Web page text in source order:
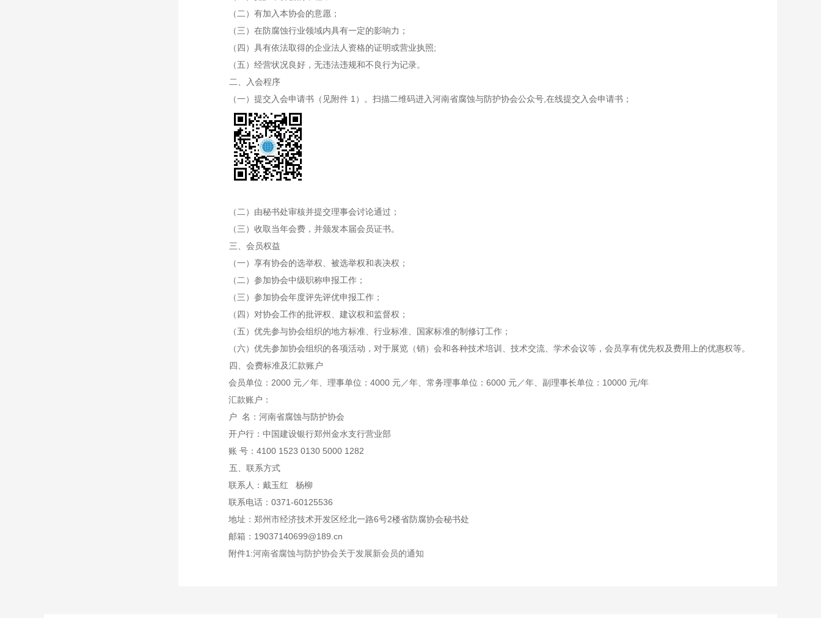
（二）有加入本协会的意愿；
（三）在防腐蚀行业领域内具有一定的影响力；
（四）具有依法取得的企业法人资格的证明或营业执照;
（五）经营状况良好，无违法违规和不良行为记录。
二、入会程序
（一）提交入会申请书（见附件 1）。扫描二维码进入河南省腐蚀与防护协会公众号 ,在线提交入会申请书；
（二）由秘书处审核并提交理事会讨论通过；
（三）收取当年会费，并颁发本届会员证书。
三、会员权益
（一）享有协会的选举权、被选举权和表决权；
（二）参加协会中级职称申报工作；
（三）参加协会年度评先评优申报工作；
（四）对协会工作的批评权、建议权和监督权；
（五）优先参与协会组织的地方标准、行业标准、国家标准的制修订工作；
（六）优先参加协会组织的各项活动，对于展览（销）会和各种技术培训、技术交流、学术会议等，会员享有优先权及费用上的优惠权等。
四、会费标准及汇款账户
会员单位： 2000 元／年、理事单位：4000 元／年、常务理事单位：6000 元／年、副理事长单位：10000 元/年
汇款账户：
户 名：河南省腐蚀与防护协会
开户行：中国建设银行郑州金水支行营业部
账 号：4100 1523 0130 5000 1282
五、联系方式
联系人：戴玉红
杨柳
联系电话：0371-60125536
地址：郑州市经济技术开发区经北一路6号2楼省防腐协会秘书处
邮箱： 19037140699@189.cn
附件1:河南省腐蚀与防护协会关于发展新会员的通知